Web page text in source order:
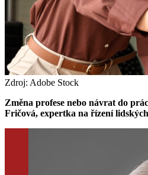
Zdroj: Adobe Stock
Změna profese nebo návrat do
Fričová, expertka na řízení